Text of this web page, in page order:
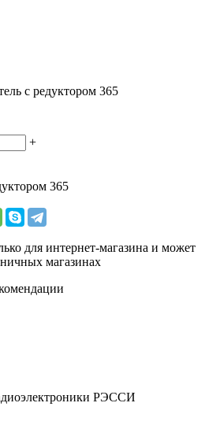
с редуктором 365
+
365
для интернет-магазина и может
магазинах
РЭССИ